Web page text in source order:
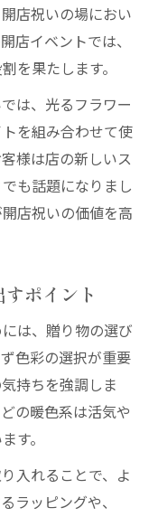
セージ作成法
書き方を解説
の伝え方
法とは
立てる工夫
る方法とは
ンジの提案
イデア集
店祝いの場におい
店イベントでは、
を果たします。
は、光るフラワー
を組み合わせて使
様は店の新しいス
も話題になりまし
店祝いの価値を高
ポイント
は、贈り物の選び
色彩の選択が重要
持ちを強調しま
の暖色系は活気や
す。
入れることで、よ
ラッピングや、